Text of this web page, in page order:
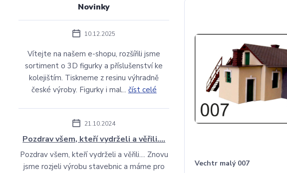
Vechtr malý 007
Novinky
10.12.2025
Vítejte na našem e-shopu, rozšířili jsme
sortiment o 3D figurky a příslušenství ke
kolejištím. Tiskneme z resinu výhradně
české výroby. Figurky i mal... číst celé
21.10.2024
Pozdrav všem, kteří vydrželi a věřili....
Pozdrav všem, kteří vydrželi a věřili.... Znovu
jsme rozjeli výrobu stavebnic a máme pro